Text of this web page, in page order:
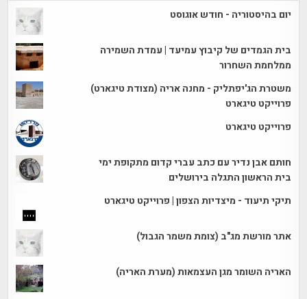
יום בהיסטוריה - חודש אוגוסט
בית הגמדים של קיבוץ עמיעד | עמדת השמירה
ממלחמת השחרור
משטרת הג'יפתליק - מחנה אריה (מצודת טיגארט)
פרוייקט טיגארט
פרוייקט טיגארט
חותם אבן נדיר עם כתב עברי קדום מתקופת ימי
בית הראשון התגלה בירושלים
תיקי תיעוד - מיצדיות הצפון | פרוייקט טיגארט
אתר מורשת מג"ב (צומת משמר הגבול)
האריה השומר מגן העצמאות (מערת האריה)